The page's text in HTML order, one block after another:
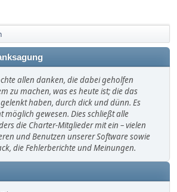
allen danken, die dabei geholfen
zu machen, was es heute ist; die das
haben, durch dick und dünn. Es
möglich gewesen. Dies schließt alle
die Charter-Mitglieder mit ein – vielen
und Benutzen unserer Software sowie
die Fehlerberichte und Meinungen.